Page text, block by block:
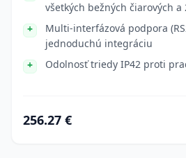
všetkých bežných čiarových a
Multi-interfázová podpora
jednoduchú integráciu
Odolnosť triedy IP42 proti
256.27 €